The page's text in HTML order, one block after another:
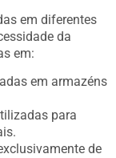
em diferentes
da
em:
em armazéns
para
de